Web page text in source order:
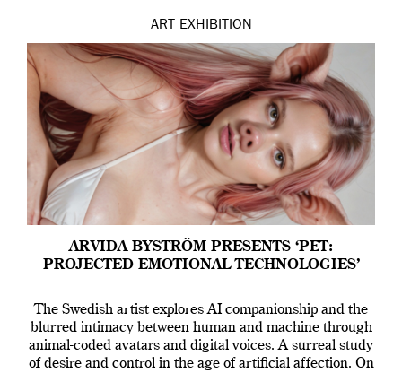
ART EXHIBITION
ARVIDA BYSTRÖM PRESENTS ‘PET:
PROJECTED EMOTIONAL TECHNOLOGIES’
The Swedish artist explores AI companionship and the
blurred intimacy between human and machine through
animal-coded avatars and digital voices. A surreal study
of desire and control in the age of artificial affection. On